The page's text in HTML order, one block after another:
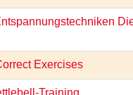
Exercises
Training